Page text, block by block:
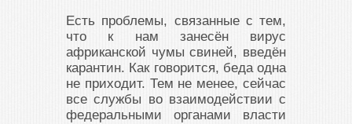
Есть проблемы, связанные с тем,
что к нам занесён вирус
африканской чумы свиней, введён
карантин. Как говорится, беда одна
не приходит. Тем не менее, сейчас
все службы во взаимодействии с
федеральными органами власти